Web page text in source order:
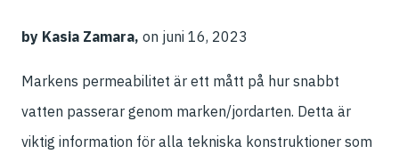
by Kasia Zamara, on juni 16, 2023
Markens permeabilitet är ett mått på hur snabbt
vatten passerar genom marken/jordarten. Detta är
viktig information för alla tekniska konstruktioner som